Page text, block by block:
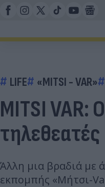
LIFE «MITSI - VAR»
MITSI VAR:
τηλεθεατές
Άλλη μια βραδιά με
εκπομπής «Μήτσι-